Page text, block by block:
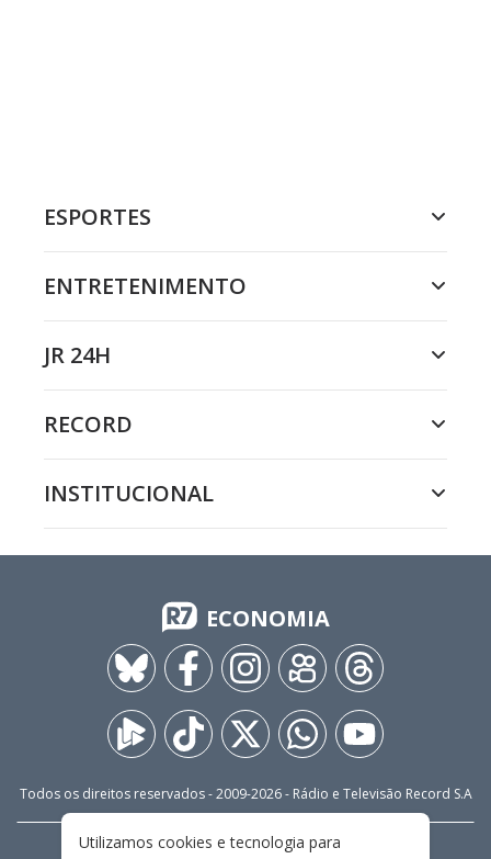
ESPORTES
ENTRETENIMENTO
JR 24H
RECORD
INSTITUCIONAL
ECONOMIA
Todos os direitos reservados - 2009-2026- Rádio e Televisão Record S.A
Utilizamos cookies e tecnologia para